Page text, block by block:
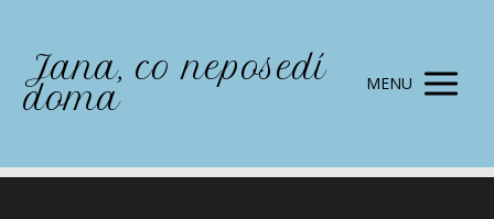
Jana, co neposedí
doma
MENU